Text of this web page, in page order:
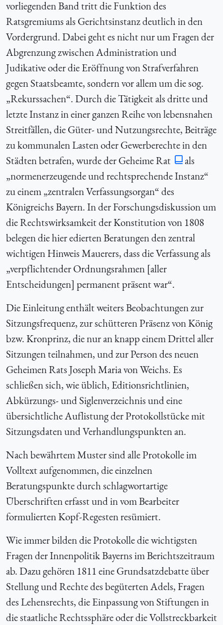
vorliegenden Band tritt die Funktion des
Ratsgremiums als Gerichtsinstanz deutlich in den
Vordergrund. Dabei geht es nicht nur um Fragen der
Abgrenzung zwischen Administration und
Judikative oder die Eröffnung von Strafverfahren
gegen Staatsbeamte, sondern vor allem um die sog.
„Rekurssachen“. Durch die Tätigkeit als dritte und
letzte Instanz in einer ganzen Reihe von lebensnahen
Streitfällen, die Güter- und Nutzungsrechte, Beiträge
zu kommunalen Lasten oder Gewerberechte in den
Städten betrafen, wurde der Geheime Rat
als
„normenerzeugende und rechtsprechende Instanz“
zu einem „zentralen Verfassungsorgan“ des
Königreichs Bayern. In der Forschungsdiskussion um
die Rechtswirksamkeit der Konstitution von 1808
belegen die hier edierten Beratungen den zentral
wichtigen Hinweis Mauerers, dass die Verfassung als
„verpflichtender Ordnungsrahmen [aller
Entscheidungen] permanent präsent war“.
Die Einleitung enthält weiters Beobachtungen zur
Sitzungsfrequenz, zur schütteren Präsenz von König
bzw. Kronprinz, die nur an knapp einem Drittel aller
Sitzungen teilnahmen, und zur Person des neuen
Geheimen Rats Joseph Maria von Weichs. Es
schließen sich, wie üblich, Editionsrichtlinien,
Abkürzungs- und Siglenverzeichnis und eine
übersichtliche Auflistung der Protokollstücke mit
Sitzungsdaten und Verhandlungspunkten an.
Nach bewährtem Muster sind alle Protokolle im
Volltext aufgenommen, die einzelnen
Beratungspunkte durch schlagwortartige
Überschriften erfasst und in vom Bearbeiter
formulierten Kopf-Regesten resümiert.
Wie immer bilden die Protokolle die wichtigsten
Fragen der Innenpolitik Bayerns im Berichtszeitraum
ab. Dazu gehören 1811 eine Grundsatzdebatte über
Stellung und Rechte des begüterten Adels, Fragen
des Lehensrechts, die Einpassung von Stiftungen in
die staatliche Rechtssphäre oder die Vollstreckbarkeit